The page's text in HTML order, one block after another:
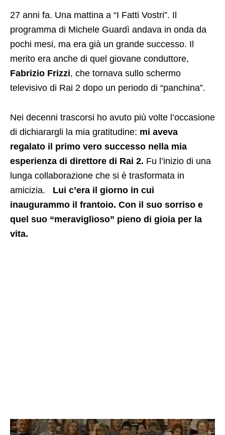
27 anni fa. Una mattina a “I Fatti Vostri”. Il
programma di Michele Guardì andava in onda da
pochi mesi, ma era già un grande successo. Il
merito era anche di quel giovane conduttore,
Fabrizio Frizzi, che tornava sullo schermo
televisivo di Rai 2 dopo un periodo di “panchina”.
Nei decenni trascorsi ho avuto più volte l’occasione
di dichiarargli la mia gratitudine: mi aveva
regalato il primo vero successo nella mia
esperienza di direttore di Rai 2. Fu l’inizio di una
lunga collaborazione che si è trasformata in
amicizia. Lui c’era il giorno in cui
inaugurammo il frantoio. Con il suo sorriso e
quel suo “meraviglioso” pieno di gioia per la
vita.